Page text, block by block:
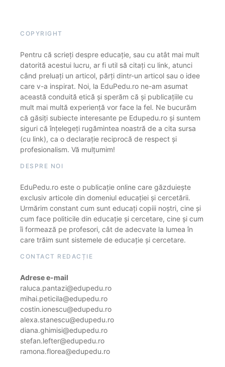
COPYRIGHT
Pentru că scrieți despre educație, sau cu atât mai mult
datorită acestui lucru, ar fi util să citați cu link, atunci
când preluați un articol, părți dintr-un articol sau o idee
care v-a inspirat. Noi, la EduPedu.ro ne-am asumat
această conduită etică și sperăm că și publicațiile cu
mult mai multă experiență vor face la fel. Ne bucurăm
că găsiți subiecte interesante pe Edupedu.ro și suntem
siguri că înțelegeți rugămintea noastră de a cita sursa
(cu link), ca o declarație reciprocă de respect și
profesionalism. Vă mulțumim!
DESPRE NOI
EduPedu.ro este o publicație online care găzduiește
exclusiv articole din domeniul educației și cercetării.
Urmărim constant cum sunt educați copiii noștri, cine și
cum face politicile din educație și cercetare, cine și cum
îi formează pe profesori, cât de adecvate la lumea în
care trăim sunt sistemele de educație și cercetare.
CONTACT REDACȚIE
Adrese e-mail
raluca.pantazi@edupedu.ro
mihai.peticila@edupedu.ro
costin.ionescu@edupedu.ro
alexa.stanescu@edupedu.ro
diana.ghimisi@edupedu.ro
stefan.lefter@edupedu.ro
ramona.florea@edupedu.ro